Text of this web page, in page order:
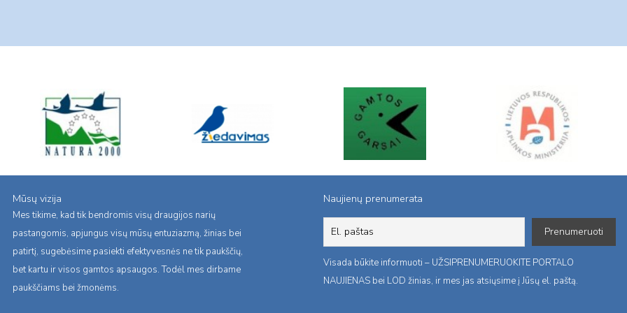
Mūsų vizija
Mes tikime, kad tik bendromis visų draugijos narių
pastangomis, apjungus visų mūsų entuziazmą, žinias bei
patirtį, sugebėsime pasiekti efektyvesnės ne tik paukščių,
bet kartu ir visos gamtos apsaugos. Todėl mes dirbame
paukščiams bei žmonėms.
Naujienų prenumerata
Visada būkite informuoti – UŽSIPRENUMERUOKITE PORTALO
NAUJIENAS bei LOD žinias, ir mes jas atsiųsime į Jūsų el. paštą.